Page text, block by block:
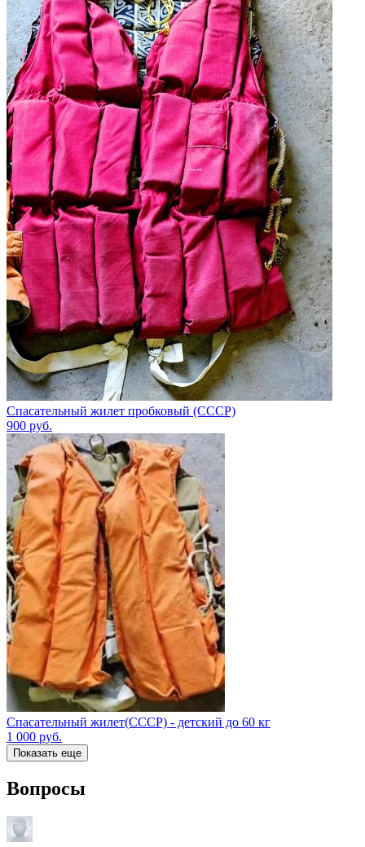
Спасательный жилет пробковый (СССР)
900 руб.
Спасательный жилет(СССР) - детский до 60 кг
1 000 руб.
Показать еще
Вопросы